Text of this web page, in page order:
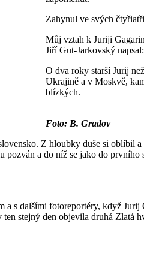
Zahynul ve svých
Můj vztah k Juriji
Jiří Gut-Jarkovský
O dva roky starší Jurij
Ukrajině a v Moskvě,
blízkých.
Foto: B. Gradov
Z hloubky duše si oblíbil
a do níž se jako do
s dalšími fotoreportéry, když
stejný den objevila druhá Zlatá